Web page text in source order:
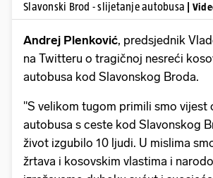
Slavonski Brod - slijetanje autobusa |
Andrej Plenković, predsjednik
na Twitteru o tragičnoj nesreći
autobusa kod Slavonskog Broda.
"S velikom tugom primili smo vijest
autobusa s ceste kod Slavonskog
život izgubilo 10 ljudi. U mislima
žrtava i kosovskim vlastima i